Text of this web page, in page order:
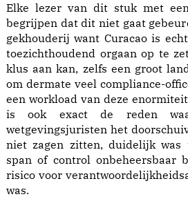
Elke lezer van dit stuk met
begrijpen dat dit niet gaat
gekhouderij want Curacao is
toezichthoudend orgaan op te
klus aan kan, zelfs een groot
om dermate veel compliance-
een workload van deze
is ook exact de reden
wetgevingsjuristen het
niet zagen zitten, duidelijk
span of control onbeheersbaar
risico voor
was.